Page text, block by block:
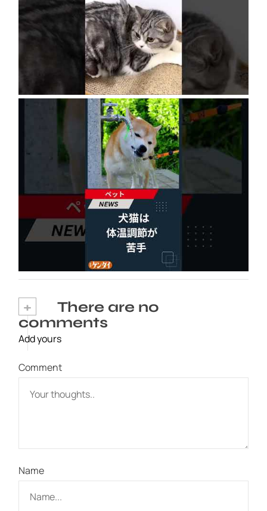
ネコにドッキリ仕掛けた結果５選 #猫のいる暮
らし #cat #面白集 #ねこ #笑ったら負け
2026年8月6日
犬猫は体温調節が苦手、しかも夏バテは胃腸に
出る…そんなときの対処法とは？ #犬 #猫 #ペ
ット #飼い猫 #飼い犬 #熱中症 #日刊ゲンダイ
+
There are no
comments
Add yours
Comment
Name